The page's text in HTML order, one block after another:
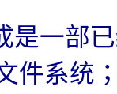
是一部
件系统